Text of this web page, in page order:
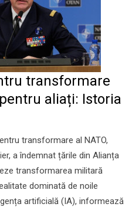
transformare
aliați: Istoria
transformare al NATO,
a îndemnat țările din Alianța
transformarea militară
dominată de noile
artificială (IA), informează